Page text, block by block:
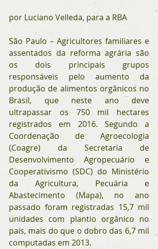
por Luciano Velleda, para a RBA
São Paulo – Agricultores familiares e
assentados da reforma agrária são
os dois principais grupos
responsáveis pelo aumento da
produção de alimentos orgânicos no
Brasil, que neste ano deve
ultrapassar os 750 mil hectares
registrados em 2016. Segundo a
Coordenação de Agroecologia
(Coagre) da Secretaria de
Desenvolvimento Agropecuário e
Cooperativismo (SDC) do Ministério
da Agricultura, Pecuária e
Abastecimento (Mapa), no ano
passado foram registradas 15,7 mil
unidades com plantio orgânico no
país, mais do que o dobro das 6,7 mil
computadas em 2013.